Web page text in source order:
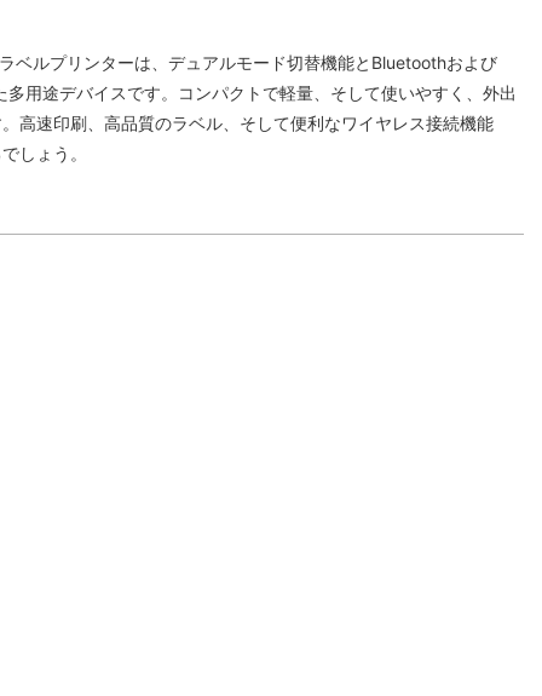
ベルプリンターは、デュアルモード切替機能とBluetoothおよび
用途デバイスです。コンパクトで軽量、そして使いやすく、外出
高速印刷、高品質のラベル、そして便利なワイヤレス接続機能
しょう。